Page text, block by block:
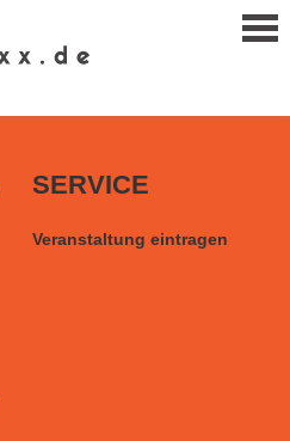
SERVICE
Veranstaltung eintragen